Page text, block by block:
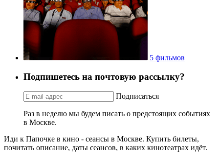
5 фильмов
Подпишетесь на почтовую рассылку?
Подписаться
Раз в неделю мы будем писать о предстоящих событиях
в Москве.
Иди к Папочке в кино - сеансы в Москве. Купить билеты,
почитать описание, даты сеансов, в каких кинотеатрах идёт.